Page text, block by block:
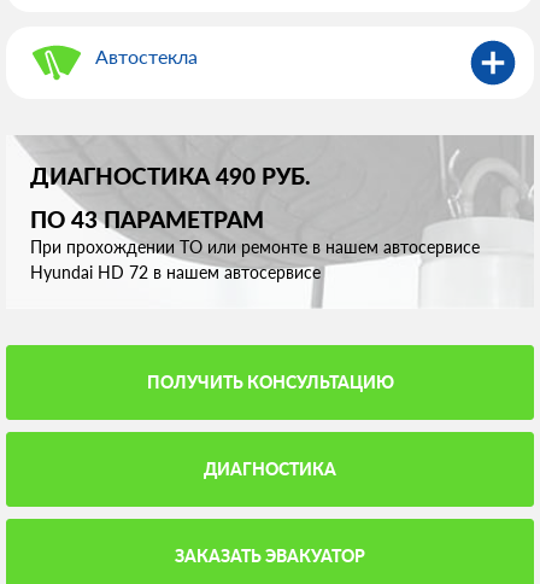
Автостекла
ДИАГНОСТИКА 490 РУБ.
ПО 43 ПАРАМЕТРАМ
При прохождении ТО или ремонте в нашем автосервисе
Hyundai HD 72 в нашем автосервисе
ПОЛУЧИТЬ КОНСУЛЬТАЦИЮ
ДИАГНОСТИКА
ЗАКАЗАТЬ ЭВАКУАТОР